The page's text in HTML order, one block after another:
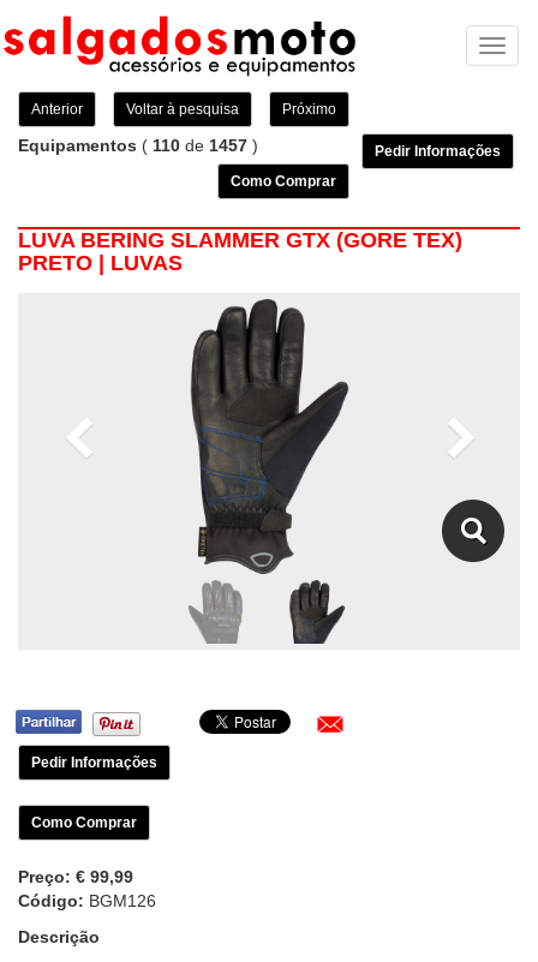
Anterior Voltar à pesquisa Próximo
Equipamentos ( 110 de 1457 )
Pedir Informações
Como Comprar
LUVA BERING SLAMMER GTX (GORE TEX)
PRETO | LUVAS
Pedir Informações
Como Comprar
Preço: € 99,99
Código: BGM126
Descrição